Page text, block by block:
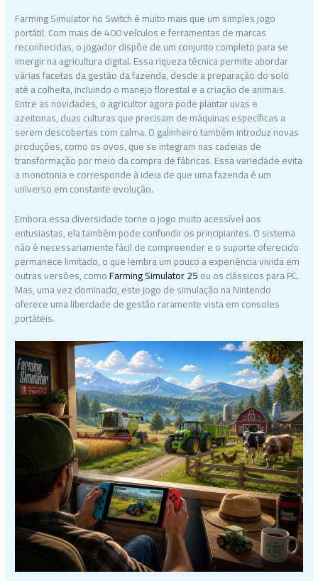
Farming Simulator no Switch é muito mais que um simples jogo
portátil. Com mais de 400 veículos e ferramentas de marcas
reconhecidas, o jogador dispõe de um conjunto completo para se
imergir na agricultura digital. Essa riqueza técnica permite abordar
várias facetas da gestão da fazenda, desde a preparação do solo
até a colheita, incluindo o manejo florestal e a criação de animais.
Entre as novidades, o agricultor agora pode plantar uvas e
azeitonas, duas culturas que precisam de máquinas específicas a
serem descobertas com calma. O galinheiro também introduz novas
produções, como os ovos, que se integram nas cadeias de
transformação por meio da compra de fábricas. Essa variedade evita
a monotonia e corresponde à ideia de que uma fazenda é um
universo em constante evolução.
Embora essa diversidade torne o jogo muito acessível aos
entusiastas, ela também pode confundir os principiantes. O sistema
não é necessariamente fácil de compreender e o suporte oferecido
permanece limitado, o que lembra um pouco a experiência vivida em
outras versões, comoFarming Simulator 25ou os clássicos para PC.
Mas, uma vez dominado, este jogo de simulação na Nintendo
oferece uma liberdade de gestão raramente vista em consoles
portáteis.